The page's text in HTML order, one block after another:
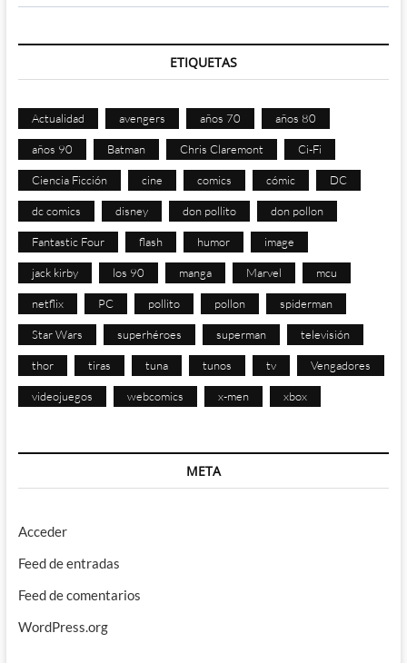
ETIQUETAS
Actualidad avengers años 70 años 80
años 90 Batman Chris Claremont Ci-Fi
Ciencia Ficción cine comics cómic DC
dc comics disney don pollito don pollon
Fantastic Four flash humor image
jack kirby los 90 manga Marvel mcu
netflix PC pollito pollon spiderman
Star Wars superhéroes superman televisión
thor tiras tuna tunos tv Vengadores
videojuegos webcomics x-men xbox
META
Acceder
Feed de entradas
Feed de comentarios
WordPress.org